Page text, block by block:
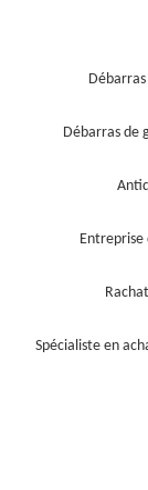
Débarras de
Entreprise
Spécialiste en